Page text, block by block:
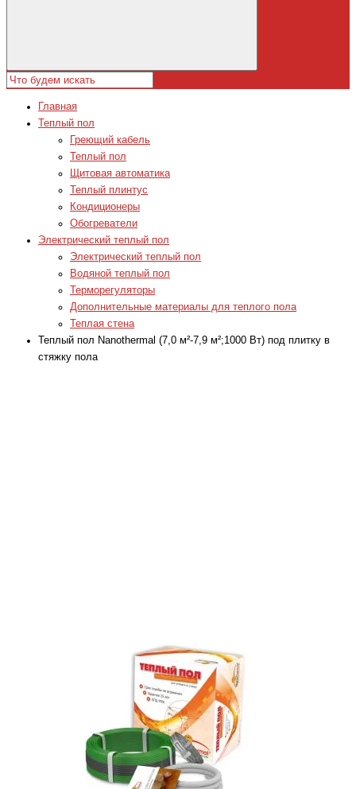
Главная
Теплый пол
Греющий кабель
Теплый пол
Щитовая автоматика
Теплый плинтус
Кондиционеры
Обогреватели
Электрический теплый пол
Электрический теплый пол
Водяной теплый пол
Терморегуляторы
Дополнительные материалы для теплого пола
Теплая стена
Теплый пол Nanothermal (7,0 м²-7,9 м²;1000 Вт) под плитку в
стяжку пола